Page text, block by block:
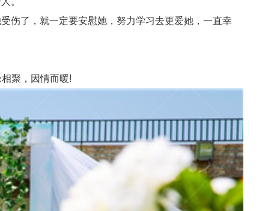
了，就一定要安慰她，努力学习去更爱她，一直幸
聚，因情而暖!